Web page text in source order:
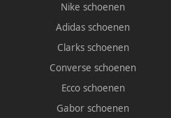
Nike schoenen
Adidas schoenen
Clarks schoenen
Converse schoenen
Ecco schoenen
Gabor schoenen